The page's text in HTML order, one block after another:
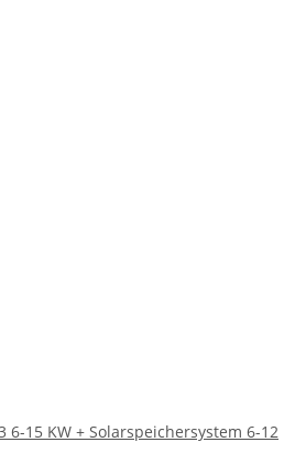
6-15 KW + Solarspeichersystem 6-12